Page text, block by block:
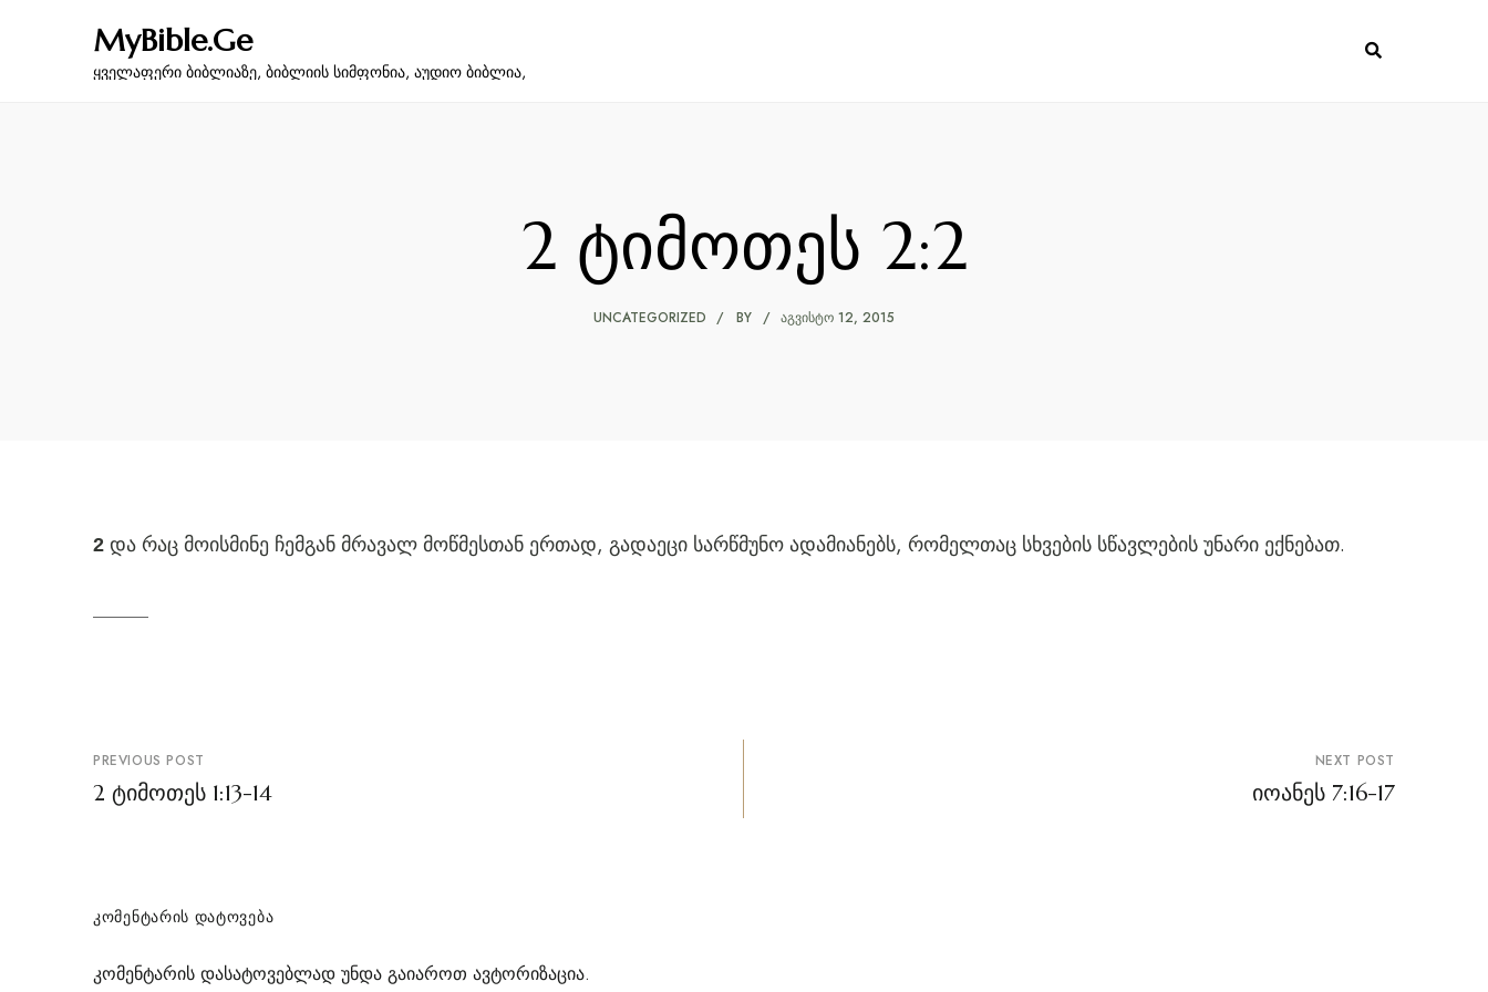
MyBible.Ge
ყველაფერი ბიბლიაზე, ბიბლიის სიმფონია, აუდიო ბიბლია,
2 ტიმოთეს 2:2
UNCATEGORIZED BY ᲐᲒᲕᲘᲡᲢᲝ 12, 2015
2 და რაც მოისმინე ჩემგან მრავალ მოწმესთან ერთად, გადაეცი სარწმუნო ადამიანებს, რომელთაც სხვების სწავლების უნარი ექნებათ.
პოსტის
ნავიგაცია
PREVIOUS POST
2 ტიმოთეს 1:13-14
NEXT POST
იოანეს 7:16-17
ᲙᲝᲛᲔᲜᲢᲐᲠᲘᲡ ᲓᲐᲢᲝᲕᲔᲑᲐ
კომენტარის დასატოვებლად უნდა გაიაროთ ავტორიზაცია.